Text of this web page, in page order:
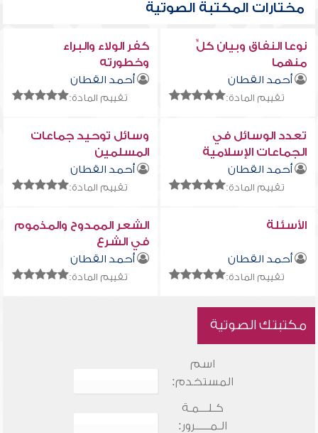
مختارات المكتبة الصوتية
نوعا النفاق وبيان كلٍّ
منهما
أحمد القطان
تقييم المادة:
كفر الولاء والبراء
وخطورته
أحمد القطان
تقييم المادة:
تعدد الوسائل في
الجماعات الإسلامية
واتحاد المنابع
أحمد القطان
تقييم المادة:
وسائل توحيد جماعات
المسلمين
أحمد القطان
تقييم المادة:
الأسئلة
أحمد القطان
تقييم المادة:
الشعر الممدوح والمذموم
في الشرع
أحمد القطان
تقييم المادة:
مكتبتك الصوتية
اسم
المستخدم:
كـلـــمـة
الـمـــــرور: